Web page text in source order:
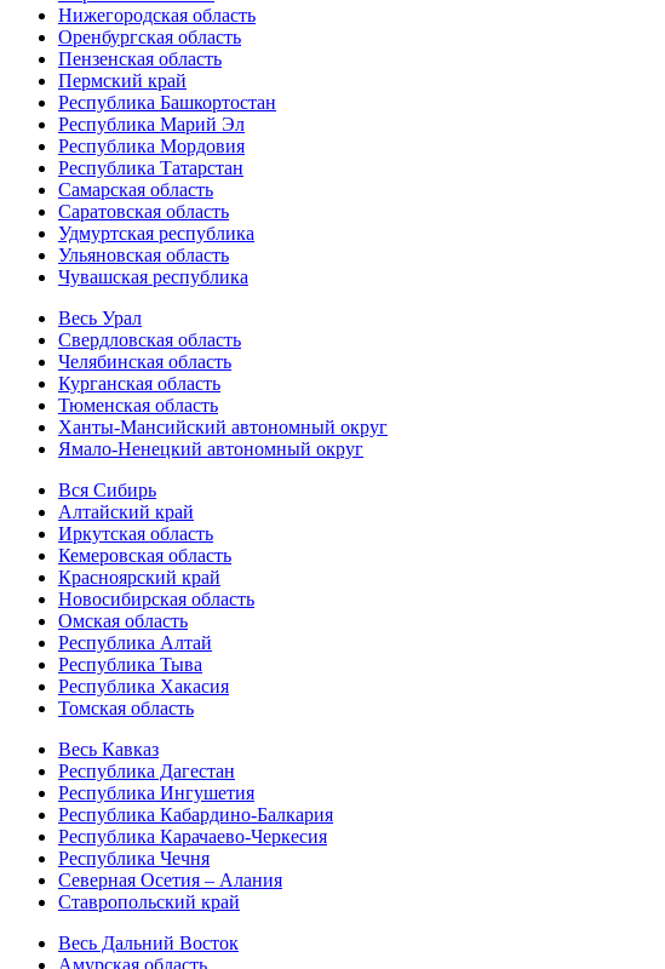
Нижегородская область
Оренбургская область
Пензенская область
Пермский край
Республика Башкортостан
Республика Марий Эл
Республика Мордовия
Республика Татарстан
Самарская область
Саратовская область
Удмуртская республика
Ульяновская область
Чувашская республика
Весь Урал
Свердловская область
Челябинская область
Курганская область
Тюменская область
Ханты-Мансийский автономный округ
Ямало-Ненецкий автономный округ
Вся Сибирь
Алтайский край
Иркутская область
Кемеровская область
Красноярский край
Новосибирская область
Омская область
Республика Алтай
Республика Тыва
Республика Хакасия
Томская область
Весь Кавказ
Республика Дагестан
Республика Ингушетия
Республика Кабардино-Балкария
Республика Карачаево-Черкесия
Республика Чечня
Северная Осетия – Алания
Ставропольский край
Весь Дальний Восток
Амурская область